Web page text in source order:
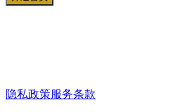
隐私政策服务条款